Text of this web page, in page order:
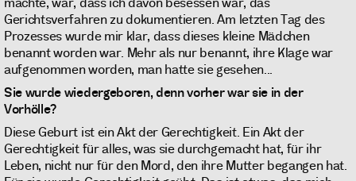
Gerichtsverfahren zu dokumentieren. Am letzten Tag des
Prozesses wurde mir klar, dass dieses kleine Mädchen
benannt worden war. Mehr als nur benannt, ihre Klage war
aufgenommen worden, man hatte sie gesehen...
Sie wurde wiedergeboren, denn vorher war sie in der
Vorhölle?
Diese Geburt ist ein Akt der Gerechtigkeit. Ein Akt der
Gerechtigkeit für alles, was sie durchgemacht hat, für ihr
Leben, nicht nur für den Mord, den ihre Mutter begangen hat.